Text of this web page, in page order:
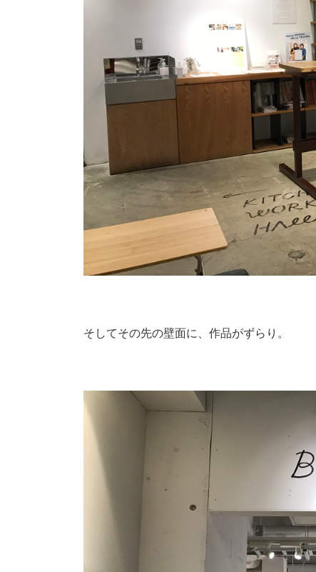
そしてその先の壁面に、作品がずらり。